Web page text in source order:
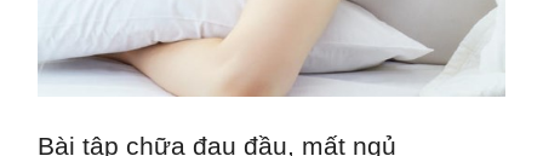
Bài tập chữa đau đầu, mất ngủ